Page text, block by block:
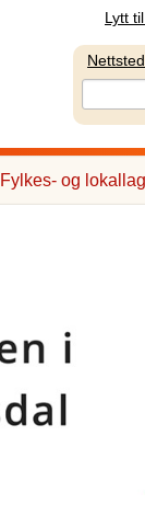
Lytt
Fylkes- og lokallag